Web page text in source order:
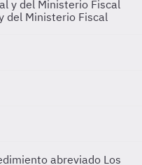
y del Ministerio Fiscal
del Ministerio Fiscal
abreviado Los